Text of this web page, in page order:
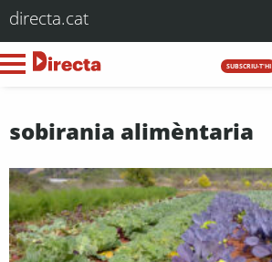
directa.cat
SUBSCRIU-T'HI
sobirania alimèntaria